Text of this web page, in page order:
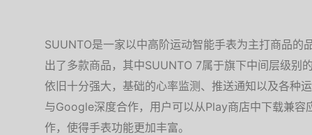
SUUNTO是一家以中高阶运动智能手表为主打商品的
出了多款商品，其中SUUNTO 7属于旗下中间层级别
依旧十分强大，基础的心率监测、推送通知以及各种
与Google深度合作，用户可以从Play商店中下载兼容
作，使得手表功能更加丰富。